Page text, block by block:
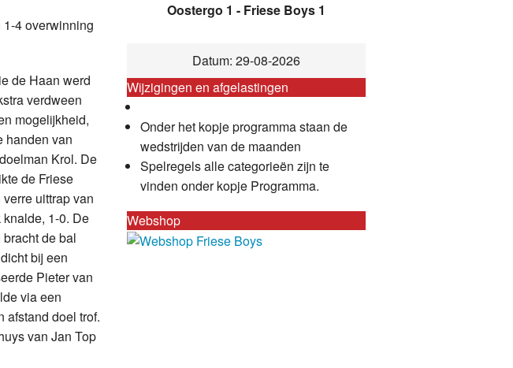
1-4 overwinning
de Haan werd
verdween
mogelijkheid,
handen van
Krol. De
de Friese
uittrap van
1-0. De
de bal
bij een
Pieter van
via een
afstand doel trof.
van Jan Top
Oostergo 1 - Friese Boys 1
Datum: 29-08-2026
Wijzigingen en afgelastingen
Onder het kopje programma staan de
wedstrijden van de maanden
Spelregels alle categorieën zijn te
vinden onder kopje Programma.
Webshop